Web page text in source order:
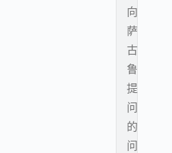
向
萨
古
鲁
提
问
的
问